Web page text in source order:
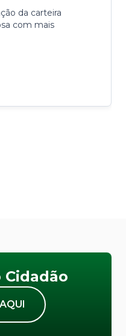
da carteira
com mais
Cidadão